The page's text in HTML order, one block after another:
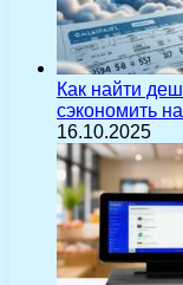
Как найти
сэкономить
16.10.2025